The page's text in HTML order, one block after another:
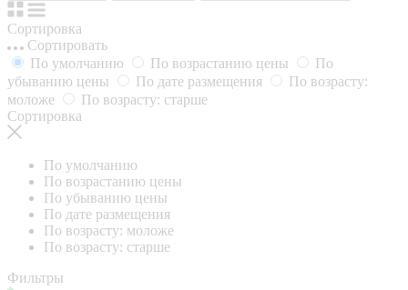
Сортировка
Сортировать
По умолчанию
По возрастанию цены
По
убыванию цены
По дате размещения
По возрасту:
моложе
По возрасту: старше
Сортировка
По умолчанию
По возрастанию цены
По убыванию цены
По дате размещения
По возрасту: моложе
По возрасту: старше
Фильтры